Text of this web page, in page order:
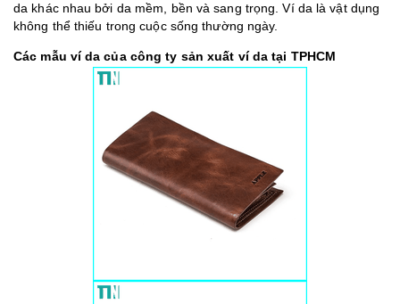
da khác nhau bởi da mềm, bền và sang trọng. Ví da là vật dụng
không thể thiếu trong cuộc sống thường ngày.
Các mẫu ví da của công ty sản xuất ví da tại TPHCM